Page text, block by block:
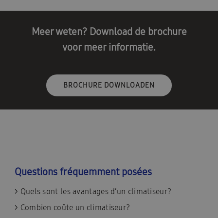
Meer weten? Download de brochure
voor meer informatie.
BROCHURE DOWNLOADEN
Questions fréquemment posées
> Quels sont les avantages d’un climatiseur?
> Combien coûte un climatiseur?